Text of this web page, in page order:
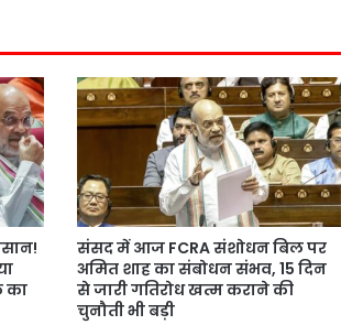
का
संसद में आज FCRA संशोधन बिल पर
अमित शाह का संबोधन संभव, 15 दिन
से जारी गतिरोध खत्म कराने की
चुनौती भी बड़ी